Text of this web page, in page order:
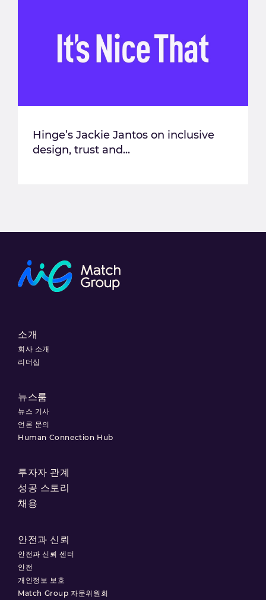
Hinge’s Jackie Jantos on inclusive
design, trust and...
소개
회사 소개
리더십
뉴스룸
뉴스 기사
언론 문의
Human Connection Hub
투자자 관계
성공 스토리
채용
안전과 신뢰
안전과 신뢰 센터
안전
개인정보 보호
Match Group 자문위원회